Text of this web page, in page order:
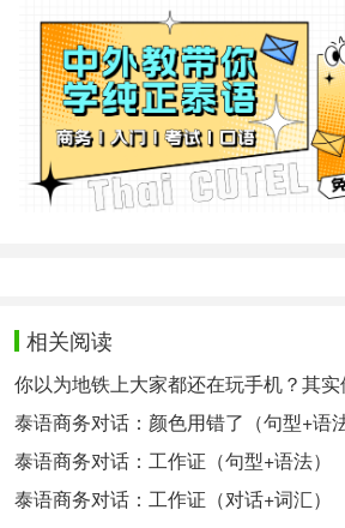
相关阅读
你以为地铁上大家都还在玩手机？其实
泰语商务对话：颜色用错了（句型+语法
泰语商务对话：工作证（句型+语法）
泰语商务对话：工作证（对话+词汇）